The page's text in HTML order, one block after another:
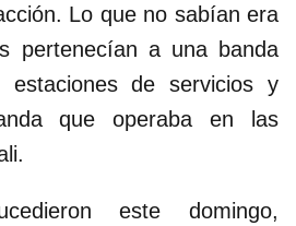
Lo que no sabían era
pertenecían a una banda
estaciones de servicios y
que operaba en las
este domingo,